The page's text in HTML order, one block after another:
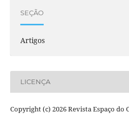
SEÇÃO
Artigos
LICENÇA
Copyright (c) 2026 Revista Espaço do